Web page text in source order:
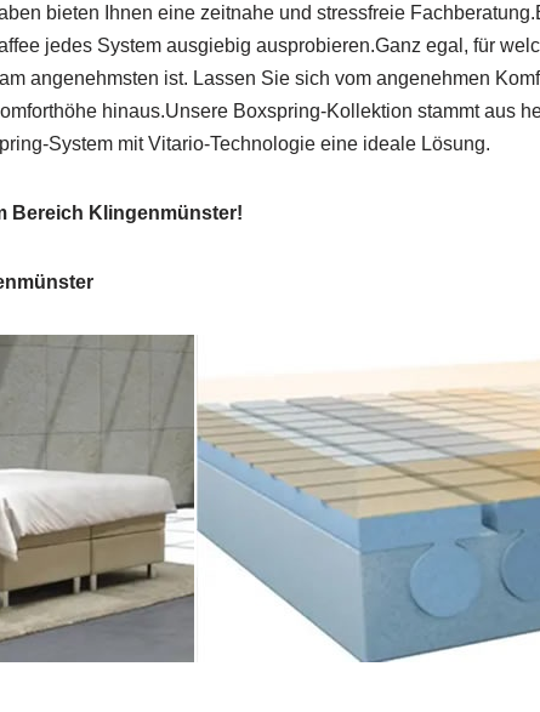
bieten Ihnen eine zeitnahe und stressfreie
jedes System ausgiebig ausprobieren.Ganz egal, für
angenehmsten ist. Lassen Sie sich vom angenehmen
hinaus.Unsere Boxspring-Kollektion stammt aus
System mit Vitario-Technologie eine ideale Lösung.
Bereich Klingenmünster!